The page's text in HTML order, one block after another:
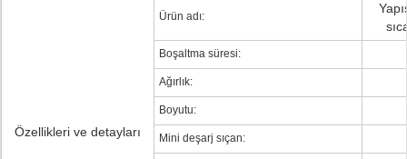
Özellikleri ve detayları
Ürün adı:
Boşaltma süresi:
Ağırlık:
Boyutu:
Mini deşarj sıçan: